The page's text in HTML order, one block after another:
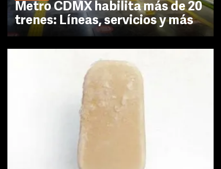
Metro CDMX habilita más de 20
trenes: Líneas, servicios y más